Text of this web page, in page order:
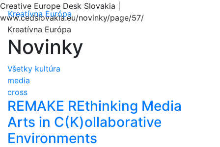
Creative Europe Desk Slovakia |
www.cedslovakia.eu/novinky/page/57/
Kreatívna Európa
Kreatívna Európa
Novinky
Všetky kultúra
media
cross
REMAKE REthinking Media
Arts in C(K)ollaborative
Environments